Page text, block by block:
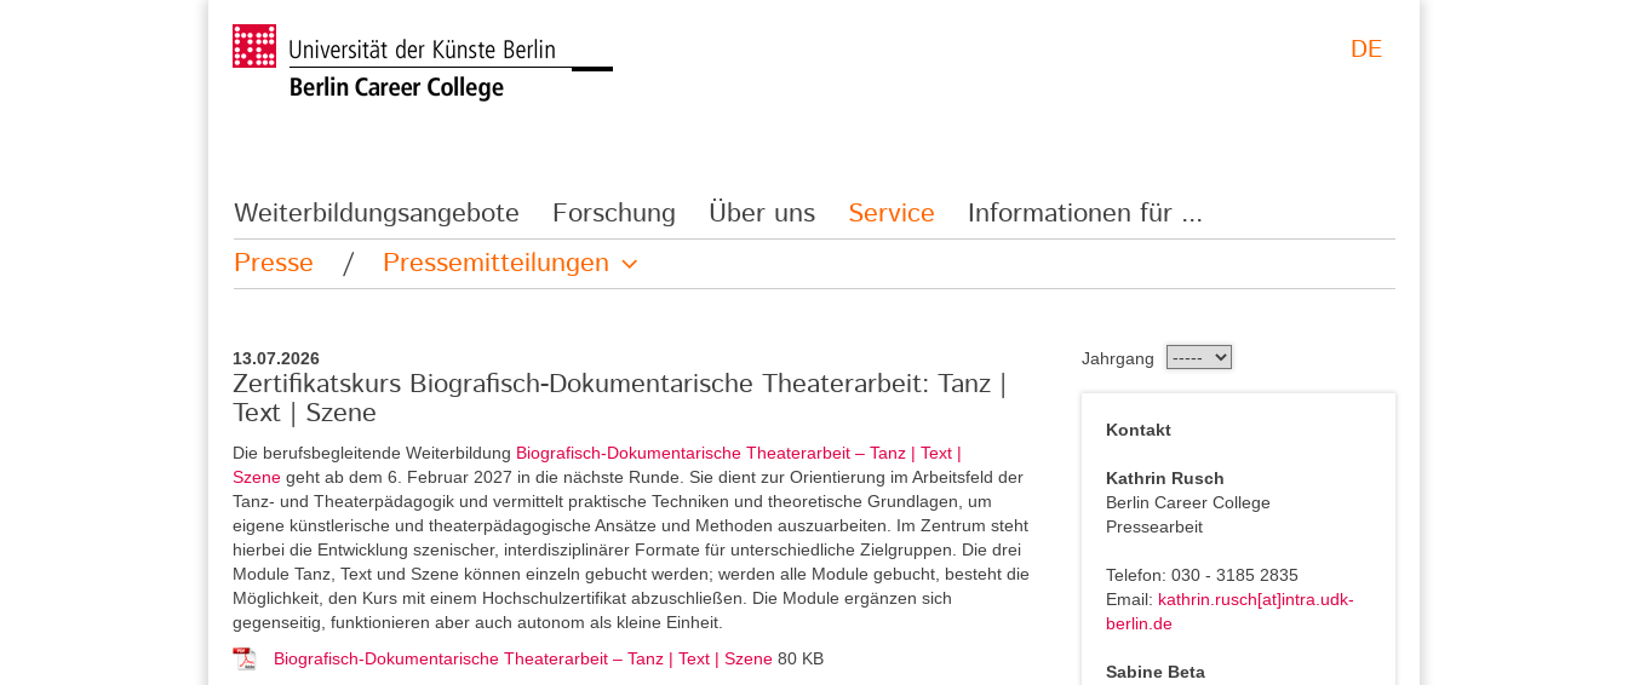
DE
Weiterbildungsangebote Forschung Über uns Service
Informationen für ...
Presse
/ Pressemitteilungen
13.07.2026
Zertifikatskurs Biografisch-Dokumentarische Theaterarbeit: Tanz |
Text | Szene
Die berufsbegleitende Weiterbildung Biografisch-Dokumentarische Theaterarbeit – Tanz | Text |
Szene geht ab dem 6. Februar 2027 in die nächste Runde. Sie dient zur Orientierung im Arbeitsfeld der
Tanz- und Theaterpädagogik und vermittelt praktische Techniken und theoretische Grundlagen, um
eigene künstlerische und theaterpädagogische Ansätze und Methoden auszuarbeiten. Im Zentrum steht
hierbei die Entwicklung szenischer, interdisziplinärer Formate für unterschiedliche Zielgruppen. Die drei
Module Tanz, Text und Szene können einzeln gebucht werden; werden alle Module gebucht, besteht die
Möglichkeit, den Kurs mit einem Hochschulzertifikat abzuschließen. Die Module ergänzen sich
gegenseitig, funktionieren aber auch autonom als kleine Einheit.
Biografisch-Dokumentarische Theaterarbeit – Tanz | Text | Szene 80 KB
Jahrgang
Kontakt
Kathrin Rusch
Berlin Career College
Pressearbeit
Telefon: 030 - 3185 2835
Email: kathrin.rusch[at]intra.udk-
berlin.de
Sabine Beta